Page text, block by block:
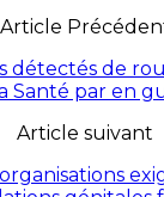
Article
détectés de
Santé par en
Article suivant
organisations